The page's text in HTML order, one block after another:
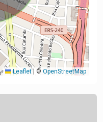
Leaflet | © OpenStreetMap